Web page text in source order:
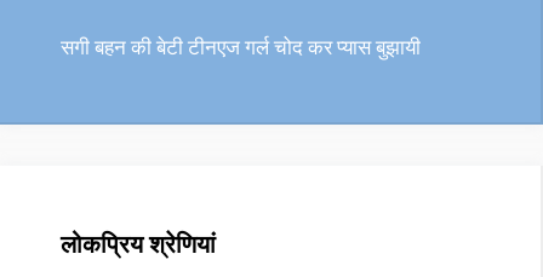
सगी बहन की बेटी टीनएज गर्ल चोद कर प्यास बुझायी
लोकप्रिय श्रेणियां